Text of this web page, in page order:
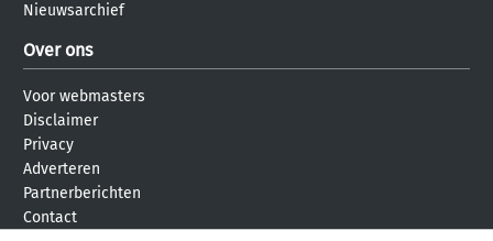
Nieuwsarchief
Over ons
Voor webmasters
Disclaimer
Privacy
Adverteren
Partnerberichten
Contact